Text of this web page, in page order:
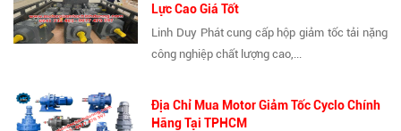
Lực Cao Giá Tốt
Linh Duy Phát cung cấp hộp giảm tốc tải nặng
công nghiệp chất lượng cao,...
Địa Chỉ Mua Motor Giảm Tốc Cyclo Chính
Hãng Tại TPHCM